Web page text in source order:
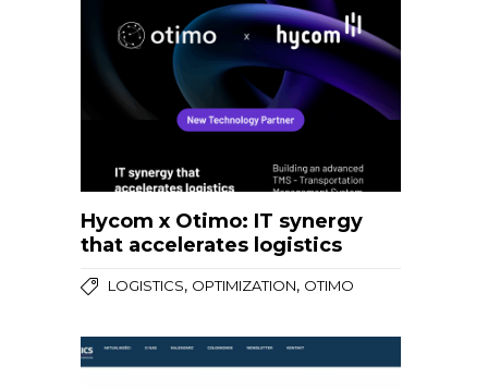
Hycom x Otimo: IT synergy
that accelerates logistics
LOGISTICS, OPTIMIZATION, OTIMO